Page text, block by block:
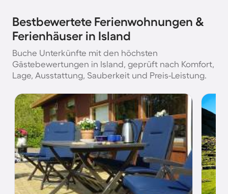
Bestbewertete Ferienwohnungen &
Ferienhäuser in Island
Buche Unterkünfte mit den höchsten
Gästebewertungen in Island, geprüft nach Komfort,
Lage, Ausstattung, Sauberkeit und Preis-Leistung.